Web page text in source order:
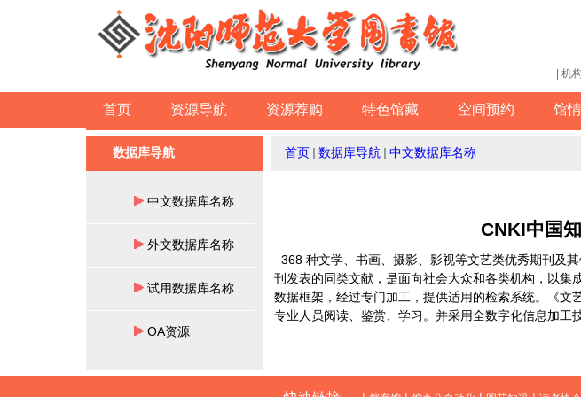
| 机
首页 资源导航 资源荐购 特色馆藏 空间预约 馆
数据库导航
中文数据库名称
外文数据库名称
试用数据库名称
OA资源
首页 数据库导航 中文数据库名称
CNKI中国
368 种文学、书画、摄影、影视等文艺类优秀期刊及
刊发表的同类文献，是面向社会大众和各类机构，以
数据框架，经过专门加工，提供适用的检索系统。《
专业人员阅读、鉴赏、学习。并采用全数字化信息加工